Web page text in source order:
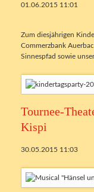
01.06.2015 11:01
Zum diesjährigen
Commerzbank
Sinnespfad sowie
Tournee-
Kispi
30.05.2015 11:03